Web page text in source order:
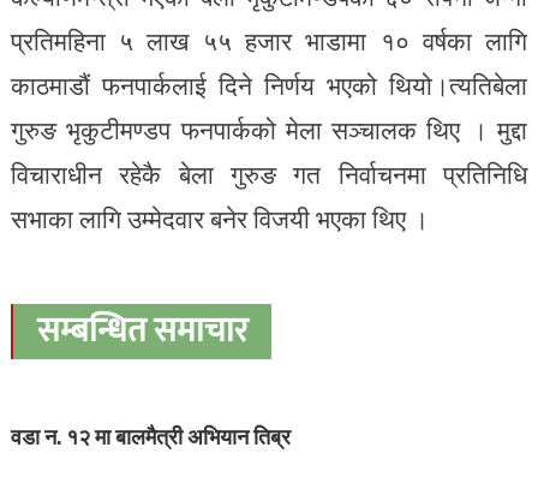
प्रतिमहिना ५ लाख ५५ हजार भाडामा १० वर्षका लागि
काठमाडौं फनपार्कलाई दिने निर्णय भएको थियो।त्यतिबेला
गुरुङ भृकुटीमण्डप फनपार्कको मेला सञ्चालक थिए । मुद्दा
विचाराधीन रहेकै बेला गुरुङ गत निर्वाचनमा प्रतिनिधि
सभाका लागि उम्मेदवार बनेर विजयी भएका थिए ।
सम्बन्धित समाचार
वडा न. १२ मा बालमैत्री अभियान तिब्र